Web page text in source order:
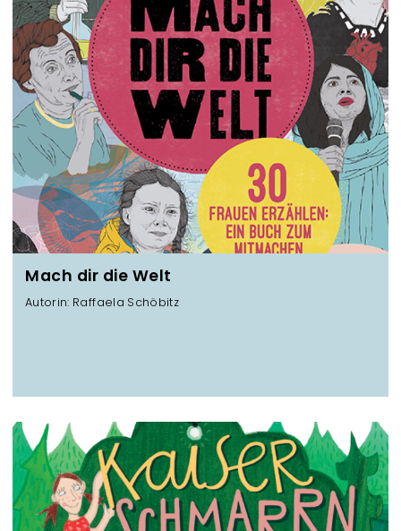
Mach dir die Welt
Autorin: Raffaela Schöbitz